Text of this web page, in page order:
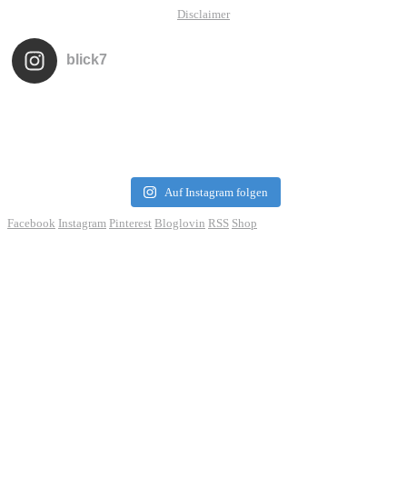
Disclaimer
blick7
Auf Instagram folgen
Facebook Instagram Pinterest Bloglovin RSS Shop